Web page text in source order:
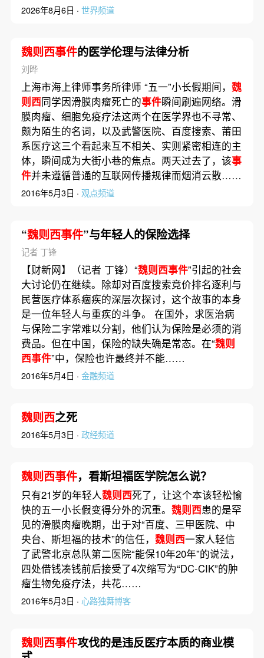
2026年8月6日 · 世界频道
魏则西事件的医学伦理与法律分析
刘晔
上海市海上律师事务所律师 “五一”小长假期间， 魏
则西同学因滑膜肉瘤死亡的事件瞬间刷遍网络。滑
膜肉瘤、细胞免疫疗法这两个在医学界也不寻常、
颇为陌生的名词，以及武警医院、百度搜索、莆田
系医疗这三个看起来互不相关、实则紧密相连的主
体，瞬间成为大街小巷的焦点。两天过去了，该事
件并未遵循普通的互联网传播规律而烟消云散……
2016年5月3日 · 观点频道
“魏则西事件”与年轻人的保险选择
记者 丁锋
【财新网】（记者 丁锋）“魏则西事件”引起的社会
大讨论仍在继续。除却对百度搜索竞价排名逐利与
民营医疗体系痼疾的深层次探讨，这个故事的本身
是一位年轻人与重疾的斗争。 在国外，求医治病
与保险二字常难以分割，他们认为保险是必须的消
费品。但在中国，保险的缺失确是常态。在“魏则
西事件”中，保险也许最终并不能……
2016年5月4日 · 金融频道
魏则西之死
2016年5月3日 · 政经频道
魏则西事件，看斯坦福医学院怎么说？
只有21岁的年轻人魏则西死了，让这个本该轻松愉
快的五一小长假变得分外的沉重。 魏则西患的是罕
见的滑膜肉瘤晚期，出于对“百度、三甲医院、中
央台、斯坦福的技术”的信任， 魏则西一家人轻信
了武警北京总队第二医院“能保10年20年”的说法，
四处借钱凑钱前后接受了4次缩写为“DC-CIK”的肿
瘤生物免疫疗法，共花……
2016年5月3日 · 心路独舞博客
魏则西事件攻伐的是违反医疗本质的商业模